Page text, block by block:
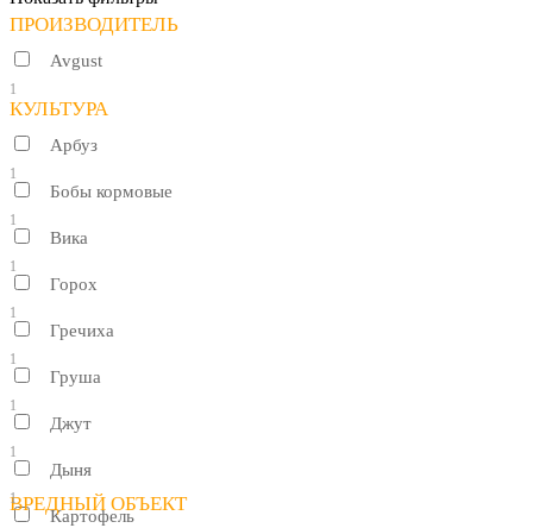
ПРОИЗВОДИТЕЛЬ
Avgust
1
КУЛЬТУРА
Арбуз
1
Бобы кормовые
1
Вика
1
Горох
1
Гречиха
1
Груша
1
Джут
1
Дыня
1
Картофель
ВРЕДНЫЙ ОБЪЕКТ